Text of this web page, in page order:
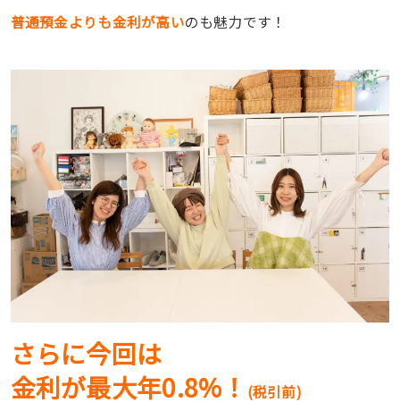
普通預金よりも金利が高いのも魅力です！
さらに今回は
金利が最大年0.8%！ (税引前)